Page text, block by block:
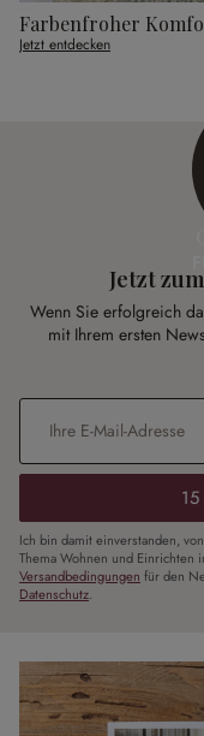
Farbenfroher
Jetzt entdecken
Jetzt
Wenn Sie erfolgreich
mit Ihrem ersten
E-Mail-Adresse
Ich bin damit einverstanden,
Thema Wohnen und
Versandbedingungen für den
Datenschutz.